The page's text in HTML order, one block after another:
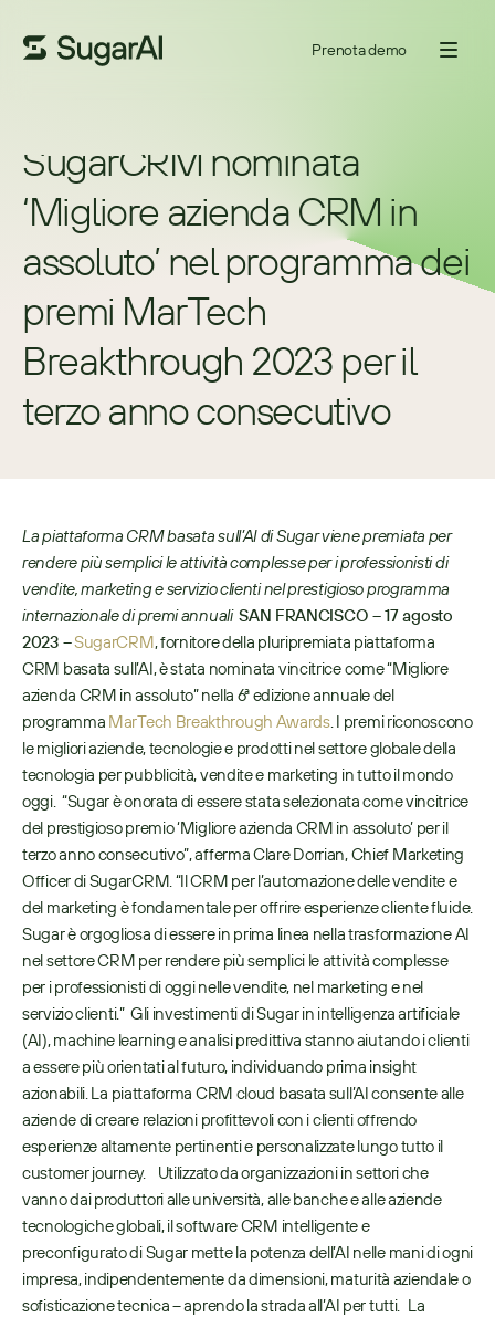
Prenota demo
SugarCRM nominata
‘Migliore azienda CRM in
assoluto’ nel programma dei
premi MarTech
Breakthrough 2023 per il
terzo anno consecutivo
La piattaforma CRM basata sull’AI di Sugar viene premiata per
rendere più semplici le attività complesse per i professionisti di
vendite, marketing e servizio clienti nel prestigioso programma
internazionale di premi annuali SAN FRANCISCO – 17 agosto
2023 –SugarCRM, fornitore della pluripremiata piattaforma
CRM basata sull’AI, è stata nominata vincitrice come “Migliore
azienda CRM in assoluto” nella 6ª edizione annuale del
programma MarTech Breakthrough Awards. I premi riconoscono
le migliori aziende, tecnologie e prodotti nel settore globale della
tecnologia per pubblicità, vendite e marketing in tutto il mondo
oggi.  “Sugar è onorata di essere stata selezionata come vincitrice
del prestigioso premio ‘Migliore azienda CRM in assoluto’ per il
terzo anno consecutivo”, afferma Clare Dorrian, Chief Marketing
Officer di SugarCRM. “Il CRM per l’automazione delle vendite e
del marketing è fondamentale per offrire esperienze cliente fluide.
Sugar è orgogliosa di essere in prima linea nella trasformazione AI
nel settore CRM per rendere più semplici le attività complesse
per i professionisti di oggi nelle vendite, nel marketing e nel
servizio clienti.”  Gli investimenti di Sugar in intelligenza artificiale
(AI), machine learning e analisi predittiva stanno aiutando i clienti
a essere più orientati al futuro, individuando prima insight
azionabili. La piattaforma CRM cloud basata sull’AI consente alle
aziende di creare relazioni profittevoli con i clienti offrendo
esperienze altamente pertinenti e personalizzate lungo tutto il
customer journey.    Utilizzato da organizzazioni in settori che
vanno dai produttori alle università, alle banche e alle aziende
tecnologiche globali, il software CRM intelligente e
preconfigurato di Sugar mette la potenza dell’AI nelle mani di ogni
impresa, indipendentemente da dimensioni, maturità aziendale o
sofisticazione tecnica – aprendo la strada all’AI per tutti.   La